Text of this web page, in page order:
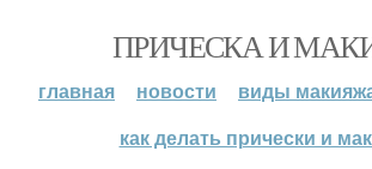
ПРИЧЕСКА И
главная новости
виды
как делать прически и